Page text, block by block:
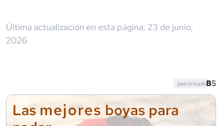
Última actualización en esta página: 23 de junio,
2026
Las mejores boyas para
patrocinado